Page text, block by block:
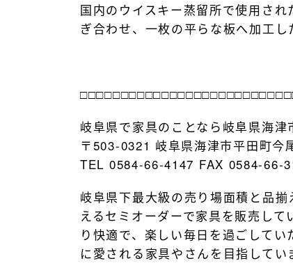
国内のウイスキー蒸留所で使用さ
ぎ合わせ、一枚の平らな板へ加工し
岐阜県で家具のことなら岐阜県海津
〒503-0321 岐阜県海津市平田町今
TEL 0584-66-4147 FAX 0584-66-
岐阜県下最大級の売り場面積と品
えるセミオーダーで家具を販売し
り快適で、楽しい毎日を過ごして
に愛される家具やさんを目指してい